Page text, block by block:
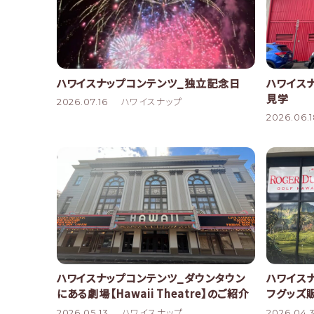
ハワイスナップコンテンツ_独立記念日
2026.07.16 ハワイスナップ
ハワイス
見学
ハワイスナップコンテンツ_ダウンタウン
にある劇場【Hawaii Theatre】のご紹介
ハワイス
フグッズ